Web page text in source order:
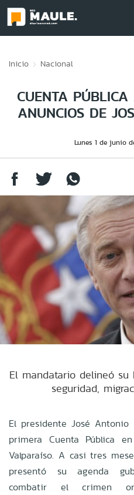
Inicio Nacional
CUENTA
ANUNCIOS DE
Lunes 1 de junio
El mandatario delineó
seguridad,
El presidente José
primera Cuenta Pública
Valparaíso. A casi tres
presentó su agenda
combatir el crimen